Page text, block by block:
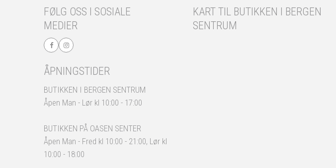
FØLG OSS I SOSIALE
MEDIER
ÅPNINGSTIDER
BUTIKKEN I BERGEN SENTRUM
Åpen Man - Lør kl 10:00 - 17:00
BUTIKKEN PÅ OASEN SENTER
Åpen Man - Fred kl 10:00 - 21:00, Lør kl
10:00 - 18:00
KART TIL BUTIKKEN I BERGEN
SENTRUM